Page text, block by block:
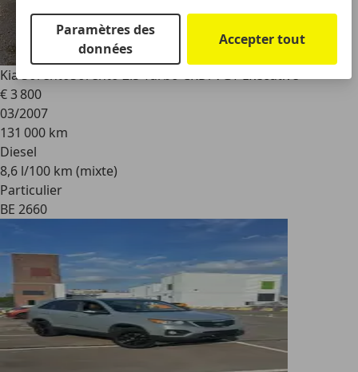
Paramètres des
données
Accepter tout
Kia SorentoSorento 2.5 Turbo CRDi VGT Executive
€ 3 800
03/2007
131 000 km
Diesel
8,6 l/100 km (mixte)
Particulier
BE 2660